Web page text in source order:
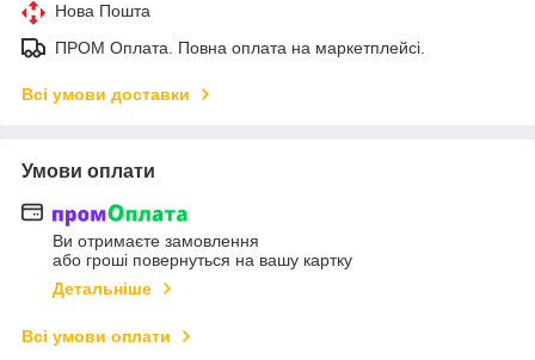
Нова Пошта
ПРОМ Оплата. Повна оплата на маркетплейсі.
Всі умови доставки
Умови оплати
Ви отримаєте замовлення
або гроші повернуться на вашу картку
Детальніше
Всі умови оплати